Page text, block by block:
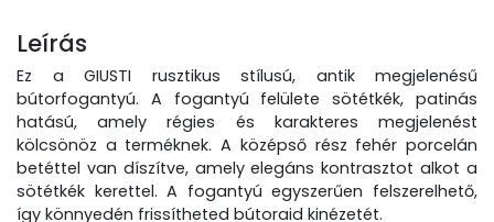
Leírás
Ez a GIUSTI rusztikus stílusú, antik megjelenésű
bútorfogantyú. A fogantyú felülete sötétkék, patinás
hatású, amely régies és karakteres megjelenést
kölcsönöz a terméknek. A középső rész fehér porcelán
betéttel van díszítve, amely elegáns kontrasztot alkot a
sötétkék kerettel.A fogantyú egyszerűen felszerelhető,
így könnyedén frissítheted bútoraid kinézetét.